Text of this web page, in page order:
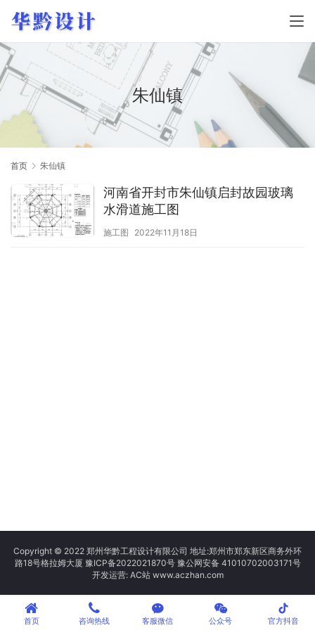
朱仙镇
首页 朱仙镇
河南省开封市朱仙镇启封故园玻璃
水滑道施工图
施工图 2022年11月18日
Copyright © 2022 郑州华黔工程设计有限公司 地址:郑州市郑东新区商务外环
路18号格拉姆大厦 豫ICP备2022021870号 豫公网安备 41010702003171号
开发运营: AC站 www.aczhan.com
首页 咨询热线 客服微信 公众号
tiktok
官方抖音